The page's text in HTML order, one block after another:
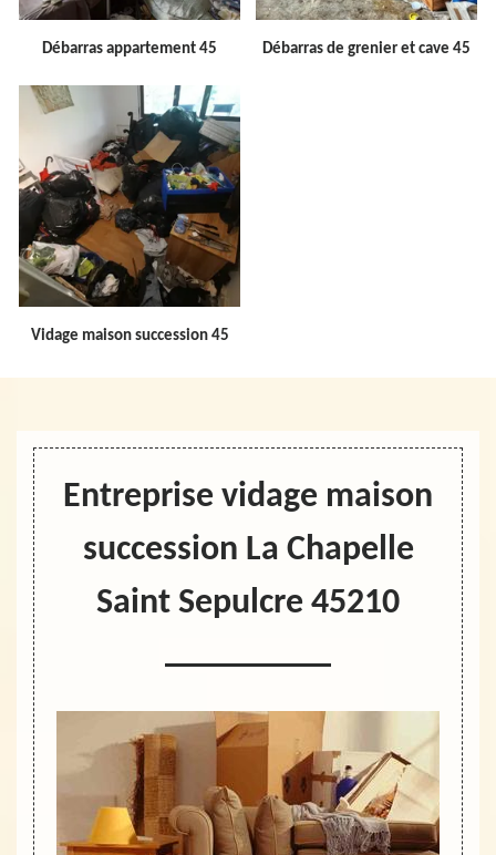
Débarras appartement 45 Débarras de grenier et cave 45
Vidage maison succession 45
Entreprise vidage maison
succession La Chapelle
Saint Sepulcre 45210